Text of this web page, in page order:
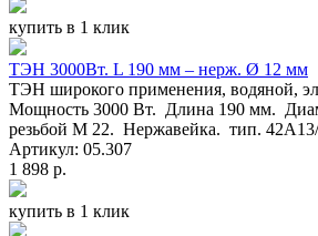
купить в 1 клик
ТЭН 3000Вт. L 190 мм – нерж. Ø 12 мм
ТЭН широкого применения, водяной,
Мощность 3000 Вт. Длина 190 мм.
резьбой M 22. Нержавейка. тип.
Артикул: 05.307
1 898 р.
купить в 1 клик